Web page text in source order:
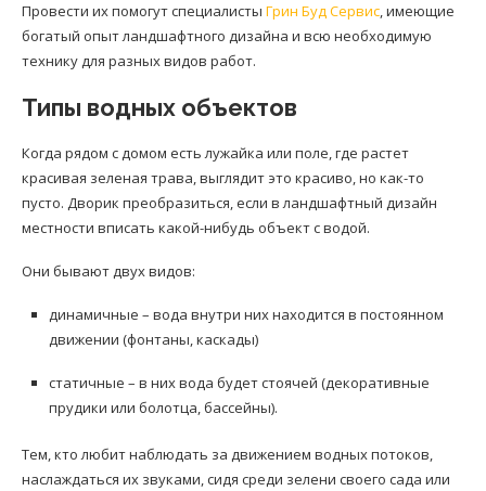
Провести их помогут специалисты Грин Буд Сервис, имеющие
богатый опыт ландшафтного дизайна и всю необходимую
технику для разных видов работ.
Типы водных объектов
Когда рядом с домом есть лужайка или поле, где растет
красивая зеленая трава, выглядит это красиво, но как-то
пусто. Дворик преобразиться, если в ландшафтный дизайн
местности вписать какой-нибудь объект с водой.
Они бывают двух видов:
динамичные – вода внутри них находится в постоянном
движении (фонтаны, каскады)
статичные – в них вода будет стоячей (декоративные
прудики или болотца, бассейны).
Тем, кто любит наблюдать за движением водных потоков,
наслаждаться их звуками, сидя среди зелени своего сада или